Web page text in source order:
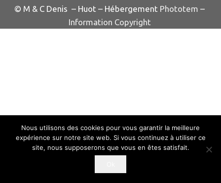
© M & C Denis – Huot – Hébergement Phototem –
Information Copyright
Nous utilisons des cookies pour vous garantir la meilleure
expérience sur notre site web. Si vous continuez à utiliser ce
site, nous supposerons que vous en êtes satisfait.